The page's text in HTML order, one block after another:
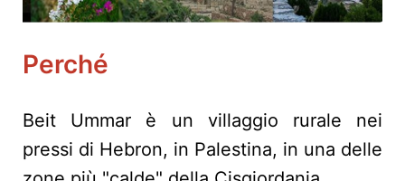
Perché
Beit Ummar è un villaggio rurale nei
pressi di Hebron, in Palestina, in una delle